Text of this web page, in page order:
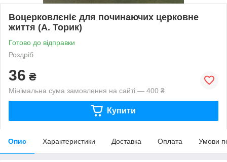
Воцерковлєніє для починаючих церковне
життя (А. Торик)
Готово до відправки
Роздріб
36 ₴
Мінімальна сума замовлення на сайті — 400 ₴
Купити
Опис Характеристики Доставка Оплата Умови